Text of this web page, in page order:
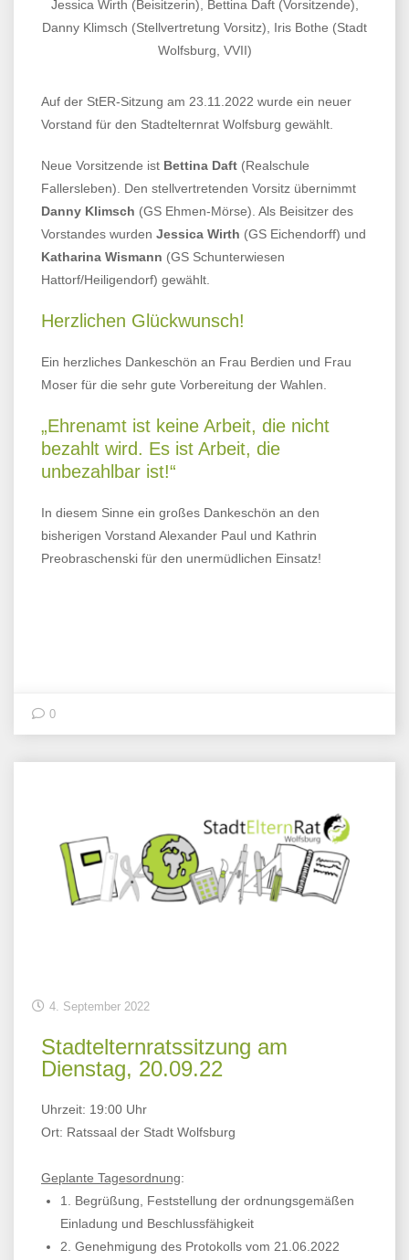
Jessica Wirth (Beisitzerin), Bettina Daft (Vorsitzende),
Danny Klimsch (Stellvertretung Vorsitz), Iris Bothe (Stadt
Wolfsburg, VVII)
Auf der StER-Sitzung am 23.11.2022 wurde ein neuer
Vorstand für den Stadtelternrat Wolfsburg gewählt.
Neue Vorsitzende ist Bettina Daft (Realschule
Fallersleben). Den stellvertretenden Vorsitz übernimmt
Danny Klimsch (GS Ehmen-Mörse). Als Beisitzer des
Vorstandes wurden Jessica Wirth (GS Eichendorff) und
Katharina Wismann (GS Schunterwiesen
Hattorf/Heiligendorf) gewählt.
Herzlichen Glückwunsch!
Ein herzliches Dankeschön an Frau Berdien und Frau
Moser für die sehr gute Vorbereitung der Wahlen.
„Ehrenamt ist keine Arbeit, die nicht
bezahlt wird. Es ist Arbeit, die
unbezahlbar ist!“
In diesem Sinne ein großes Dankeschön an den
bisherigen Vorstand Alexander Paul und Kathrin
Preobraschenski für den unermüdlichen Einsatz!
0
4. September 2022
Stadtelternratssitzung am
Dienstag, 20.09.22
Uhrzeit: 19:00 Uhr
Ort: Ratssaal der Stadt Wolfsburg
Geplante Tagesordnung:
1. Begrüßung, Feststellung der ordnungsgemäßen
Einladung und Beschlussfähigkeit
2. Genehmigung des Protokolls vom 21.06.2022